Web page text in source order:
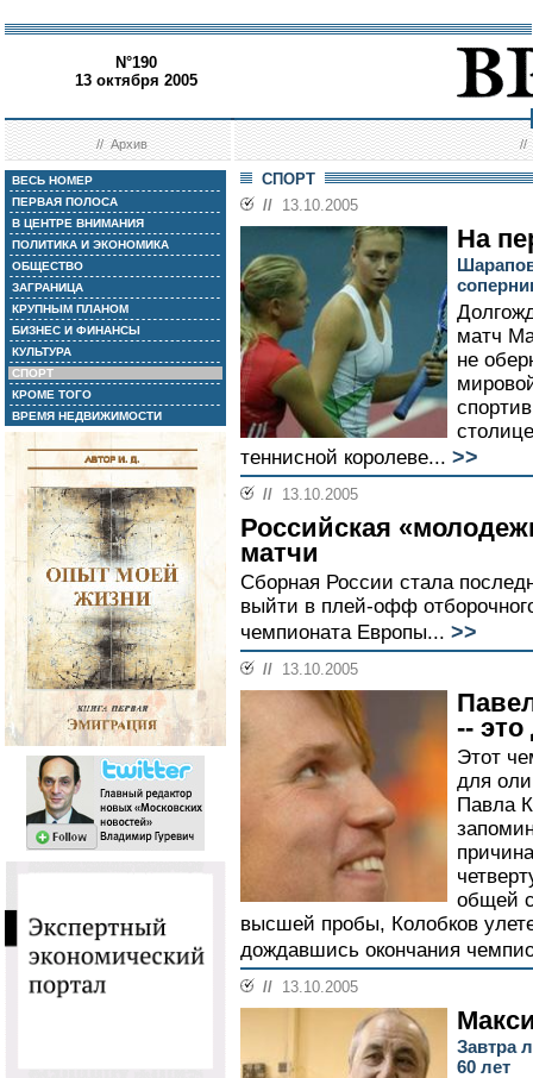
N°190
13 октября 2005
//Архив //
ВЕСЬ НОМЕР
ПЕРВАЯ ПОЛОСА
В ЦЕНТРЕ ВНИМАНИЯ
ПОЛИТИКА И ЭКОНОМИКА
ОБЩЕСТВО
ЗАГРАНИЦА
КРУПНЫМ ПЛАНОМ
БИЗНЕС И ФИНАНСЫ
КУЛЬТУРА
СПОРТ
КРОМЕ ТОГО
ВРЕМЯ НЕДВИЖИМОСТИ
СПОРТ
// 13.10.2005
На
матч
не
теннисной королеве... >>
// 13.10.2005
Российская
матчи
Сборная России стала
выйти в плей-офф
чемпионата Европы... >>
// 13.10.2005
--
Этот
для
Павла
общей
высшей пробы, Колобков
дождавшись окончания
// 13.10.2005
Завтра
60 лет